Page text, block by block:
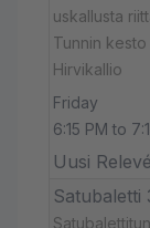
uskallusta
Tunnin
Hirvikallio
Friday
6:15 PM to
Uusi Relevé
Satubaletti